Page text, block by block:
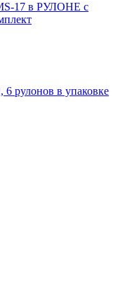
17 в РУЛОНЕ с
6 рулонов в упаковке